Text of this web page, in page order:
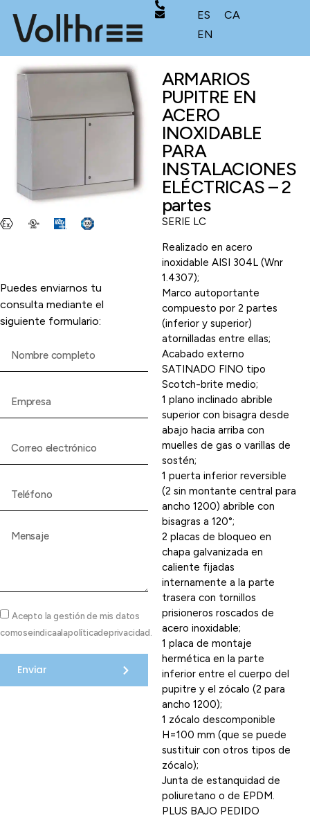
ES
CA
EN
Puedes enviarnos tu
consulta mediante el
siguiente formulario:
Acepto la gestión de mis datos
comoseindicaalapolíticadeprivacidad.
Enviar
ARMARIOS
PUPITRE EN
ACERO
INOXIDABLE
PARA
INSTALACIONES
ELÉCTRICAS – 2
partes
SERIE LC
Realizado en acero
inoxidable AISI 304L (Wnr
1.4307);
Marco autoportante
compuesto por 2 partes
(inferior y superior)
atornilladas entre ellas;
Acabado externo
SATINADO FINO tipo
Scotch-brite medio;
1 plano inclinado abrible
superior con bisagra desde
abajo hacia arriba con
muelles de gas o varillas de
sostén;
1 puerta inferior reversible
(2 sin montante central para
ancho 1200) abrible con
bisagras a 120°;
2 placas de bloqueo en
chapa galvanizada en
caliente fijadas
internamente a la parte
trasera con tornillos
prisioneros roscados de
acero inoxidable;
1 placa de montaje
hermética en la parte
inferior entre el cuerpo del
pupitre y el zócalo (2 para
ancho 1200);
1 zócalo descomponible
H=100 mm (que se puede
sustituir con otros tipos de
zócalo);
Junta de estanquidad de
poliuretano o de EPDM.
PLUS BAJO PEDIDO